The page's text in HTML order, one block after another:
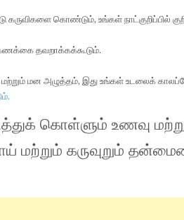
கொண்டும், உங்கள் நாட்குறிப்பில்
தவறாக்கக்கூடும்.
மன அழுத்தம், இது உங்கள் உடலைக்
கொள்ளும் உணவு
மற்றும் கருவுறும்